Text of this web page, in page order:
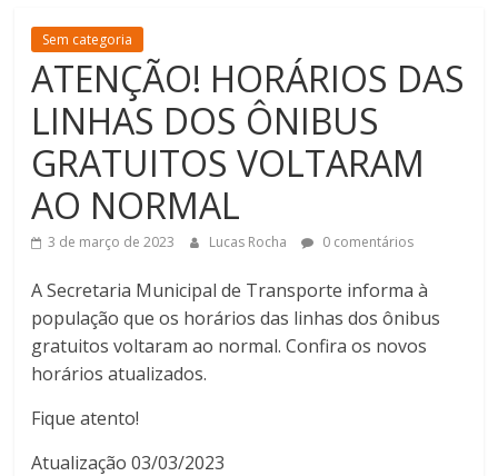
Sem categoria
ATENÇÃO! HORÁRIOS DAS
LINHAS DOS ÔNIBUS
GRATUITOS VOLTARAM
AO NORMAL
3 de março de 2023 Lucas Rocha 0 comentários
A Secretaria Municipal de Transporte informa à
população que os horários das linhas dos ônibus
gratuitos voltaram ao normal. Confira os novos
horários atualizados.
Fique atento!
Atualização 03/03/2023